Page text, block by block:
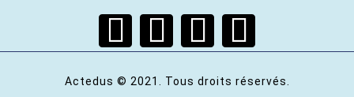
Actedus © 2021. Tous droits réservés.